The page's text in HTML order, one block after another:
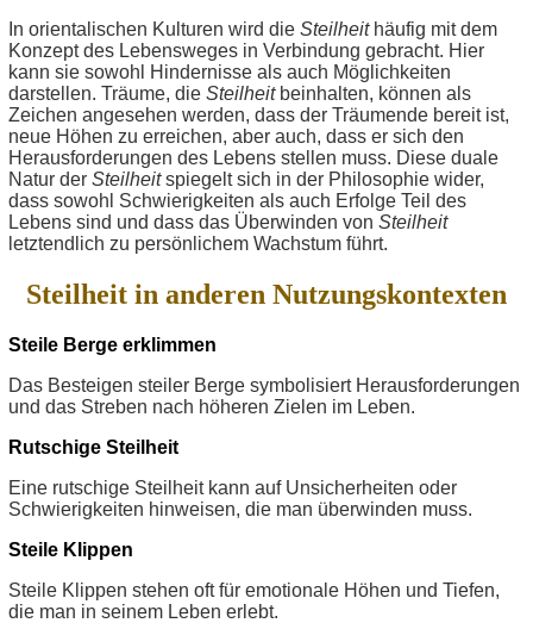
In orientalischen Kulturen wird die Steilheithäufig mit dem
Konzept des Lebensweges in Verbindung gebracht. Hier
kann sie sowohl Hindernisse als auch Möglichkeiten
darstellen. Träume, die Steilheitbeinhalten, können als
Zeichen angesehen werden, dass der Träumende bereit ist,
neue Höhen zu erreichen, aber auch, dass er sich den
Herausforderungen des Lebens stellen muss. Diese duale
Natur der Steilheitspiegelt sich in der Philosophie wider,
dass sowohl Schwierigkeiten als auch Erfolge Teil des
Lebens sind und dass das Überwinden von Steilheit
letztendlich zu persönlichem Wachstum führt.
Steilheit in anderen Nutzungskontexten
Steile Berge erklimmen
Das Besteigen steiler Berge symbolisiert Herausforderungen
und das Streben nach höheren Zielen im Leben.
Rutschige Steilheit
Eine rutschige Steilheit kann auf Unsicherheiten oder
Schwierigkeiten hinweisen, die man überwinden muss.
Steile Klippen
Steile Klippen stehen oft für emotionale Höhen und Tiefen,
die man in seinem Leben erlebt.